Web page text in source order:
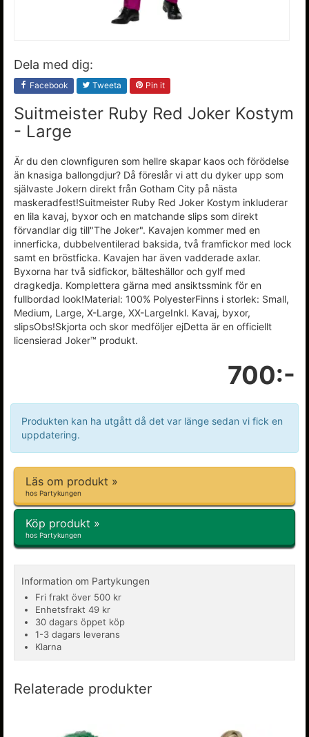
Dela med dig:
Facebook Tweeta Pin it
Suitmeister Ruby Red Joker Kostym
- Large
Är du den clownfiguren som hellre skapar kaos och förödelse
än knasiga ballongdjur? Då föreslår vi att du dyker upp som
självaste Jokern direkt från Gotham City på nästa
maskeradfest!Suitmeister Ruby Red Joker Kostym inkluderar
en lila kavaj, byxor och en matchande slips som direkt
förvandlar dig till"The Joker". Kavajen kommer med en
innerficka, dubbelventilerad baksida, två framfickor med lock
samt en bröstficka. Kavajen har även vadderade axlar.
Byxorna har två sidfickor, bälteshällor och gylf med
dragkedja. Komplettera gärna med ansiktssmink för en
fullbordad look!Material: 100% PolyesterFinns i storlek: Small,
Medium, Large, X-Large, XX-LargeInkl. Kavaj, byxor,
slipsObs!Skjorta och skor medföljer ejDetta är en officiellt
licensierad Joker™ produkt.
700:-
Produkten kan ha utgått då det var länge sedan vi fick en
uppdatering.
Läs om produkt »
hos Partykungen
Köp produkt »
hos Partykungen
Information om Partykungen
Fri frakt över 500 kr
Enhetsfrakt 49 kr
30 dagars öppet köp
1-3 dagars leverans
Klarna
Relaterade produkter